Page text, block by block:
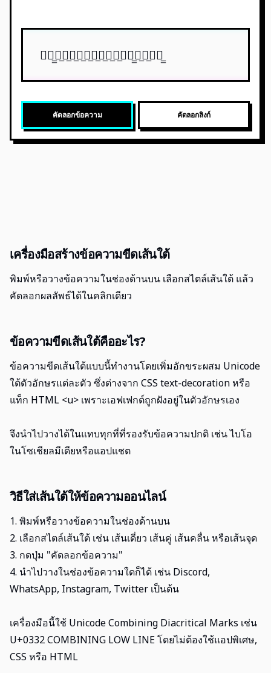
ข้̲̲อ̲ค̲ว̲า̲ม̲ข̲ี̲ด̲เ̲ส้̲̲น̲ใ̲ต้̲̲
คัดลอกข้อความ คัดลอกลิงก์
เครื่องมือสร้างข้อความขีดเส้นใต้
พิมพ์หรือวางข้อความในช่องด้านบน เลือกสไตล์เส้นใต้ แล้ว
คัดลอกผลลัพธ์ได้ในคลิกเดียว
ข้อความขีดเส้นใต้คืออะไร?
ข้อความขีดเส้นใต้แบบนี้ทำงานโดยเพิ่มอักขระผสม Unicode
ใต้ตัวอักษรแต่ละตัว ซึ่งต่างจาก CSS text-decoration หรือ
แท็ก HTML <u> เพราะเอฟเฟกต์ถูกฝังอยู่ในตัวอักษรเอง
จึงนำไปวางได้ในแทบทุกที่ที่รองรับข้อความปกติ เช่น ไบโอ
ในโซเชียลมีเดียหรือแอปแชต
วิธีใส่เส้นใต้ให้ข้อความออนไลน์
1. พิมพ์หรือวางข้อความในช่องด้านบน
2. เลือกสไตล์เส้นใต้ เช่น เส้นเดี่ยว เส้นคู่ เส้นคลื่น หรือเส้นจุด
3. กดปุ่ม "คัดลอกข้อความ"
4. นำไปวางในช่องข้อความใดก็ได้ เช่น Discord,
WhatsApp, Instagram, Twitter เป็นต้น
เครื่องมือนี้ใช้ Unicode Combining Diacritical Marks เช่น
U+0332 COMBINING LOW LINE โดยไม่ต้องใช้แอปพิเศษ,
CSS หรือ HTML